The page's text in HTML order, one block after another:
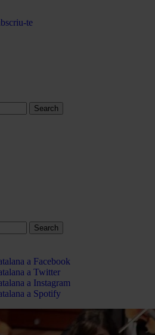
te
a Facebook
a Twitter
a Instagram
a Spotify